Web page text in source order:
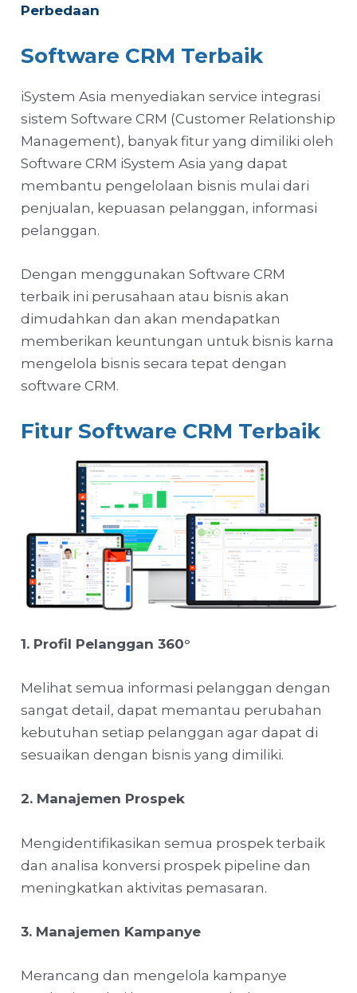
Perbedaan
Software CRM Terbaik
iSystem Asia menyediakan service integrasi
sistem Software CRM (Customer Relationship
Management), banyak fitur yang dimiliki oleh
Software CRM iSystem Asia yang dapat
membantu pengelolaan bisnis mulai dari
penjualan, kepuasan pelanggan, informasi
pelanggan.
Dengan menggunakan Software CRM
terbaik ini perusahaan atau bisnis akan
dimudahkan dan akan mendapatkan
memberikan keuntungan untuk bisnis karna
mengelola bisnis secara tepat dengan
software CRM.
Fitur Software CRM Terbaik
1. Profil Pelanggan 360°
Melihat semua informasi pelanggan dengan
sangat detail, dapat memantau perubahan
kebutuhan setiap pelanggan agar dapat di
sesuaikan dengan bisnis yang dimiliki.
2. Manajemen Prospek
Mengidentifikasikan semua prospek terbaik
dan analisa konversi prospek pipeline dan
meningkatkan aktivitas pemasaran.
3. Manajemen Kampanye
Merancang dan mengelola kampanye